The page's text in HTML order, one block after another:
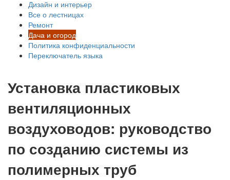
Дизайн и интерьер
Все о лестницах
Ремонт
Дача и огород
Политика конфиденциальности
Переключатель языка
Установка пластиковых
вентиляционных
воздуховодов: руководство
по созданию системы из
полимерных труб